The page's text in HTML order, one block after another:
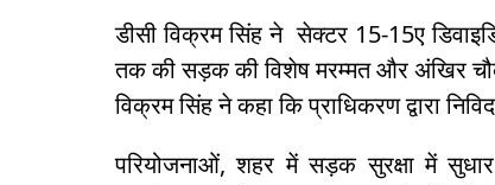
डीसी विक्रम सिंह ने सेक्टर 15-15ए
तक की सड़क की विशेष मरम्मत और अंखिर
विक्रम सिंह ने कहा कि प्राधिकरण द्वारा
परियोजनाओं, शहर में सड़क सुरक्षा में